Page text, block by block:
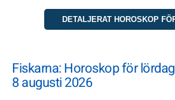
Fiskarna: Horoskop för lördag
8 augusti 2026